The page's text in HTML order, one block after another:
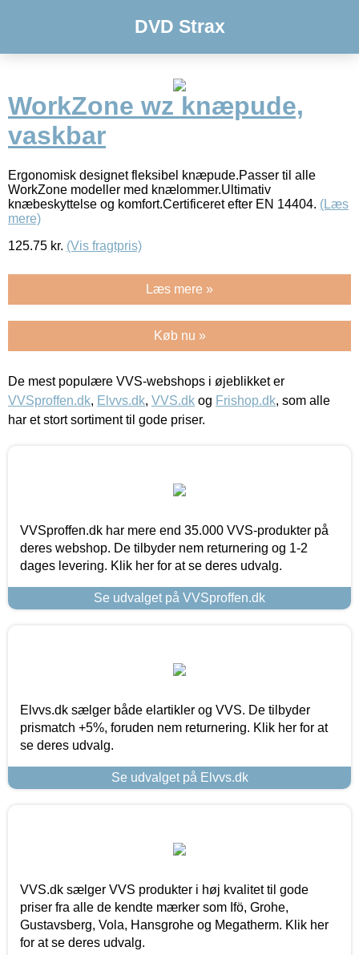
DVD Strax
WorkZone wz knæpude,
vaskbar
Ergonomisk designet fleksibel knæpude.Passer til alle
WorkZone modeller med knælommer.Ultimativ
knæbeskyttelse og komfort.Certificeret efter EN 14404. (Læs
mere)
125.75 kr. (Vis fragtpris)
Læs mere »
Køb nu »
De mest populære VVS-webshops i øjeblikket er
VVSproffen.dk, Elvvs.dk, VVS.dk og Frishop.dk, som alle
har et stort sortiment til gode priser.
VVSproffen.dk har mere end 35.000 VVS-produkter på
deres webshop. De tilbyder nem returnering og 1-2
dages levering. Klik her for at se deres udvalg.
Se udvalget på VVSproffen.dk
Elvvs.dk sælger både elartikler og VVS. De tilbyder
prismatch +5%, foruden nem returnering. Klik her for at
se deres udvalg.
Se udvalget på Elvvs.dk
VVS.dk sælger VVS produkter i høj kvalitet til gode
priser fra alle de kendte mærker som Ifö, Grohe,
Gustavsberg, Vola, Hansgrohe og Megatherm. Klik her
for at se deres udvalg.